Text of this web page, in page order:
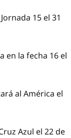
15 el 31
en la fecha 16 el
al América el
Azul el 22 de